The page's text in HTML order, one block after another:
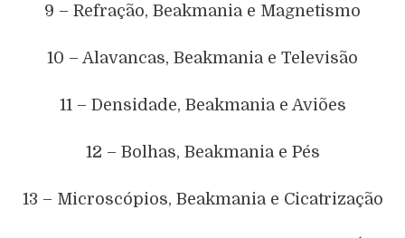
9 – Refração, Beakmania e Magnetismo
10 – Alavancas, Beakmania e Televisão
11 – Densidade, Beakmania e Aviões
12 – Bolhas, Beakmania e Pés
13 – Microscópios, Beakmania e Cicatrização